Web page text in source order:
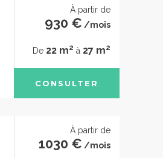
À partir de
930 € /mois
De 22 m2 à 27 m2
CONSULTER
À partir de
1030 € /mois